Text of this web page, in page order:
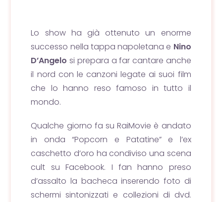
Lo show ha già ottenuto un enorme
successo nella tappa napoletana e Nino
D’Angelo si prepara a far cantare anche
il nord con le canzoni legate ai suoi film
che lo hanno reso famoso in tutto il
mondo.
Qualche giorno fa su RaiMovie è andato
in onda “Popcorn e Patatine” e l’ex
caschetto d’oro ha condiviso una scena
cult su Facebook. I fan hanno preso
d’assalto la bacheca inserendo foto di
schermi sintonizzati e collezioni di dvd.